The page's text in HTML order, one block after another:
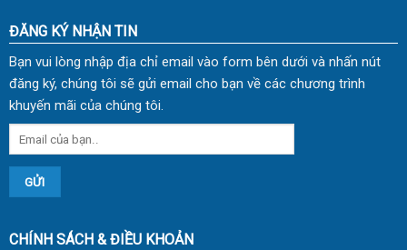
ĐĂNG KÝ NHẬN TIN
Bạn vui lòng nhập địa chỉ email vào form bên dưới và nhấn nút
đăng ký, chúng tôi sẽ gửi email cho bạn về các chương trình
khuyến mãi của chúng tôi.
CHÍNH SÁCH & ĐIỀU KHOẢN